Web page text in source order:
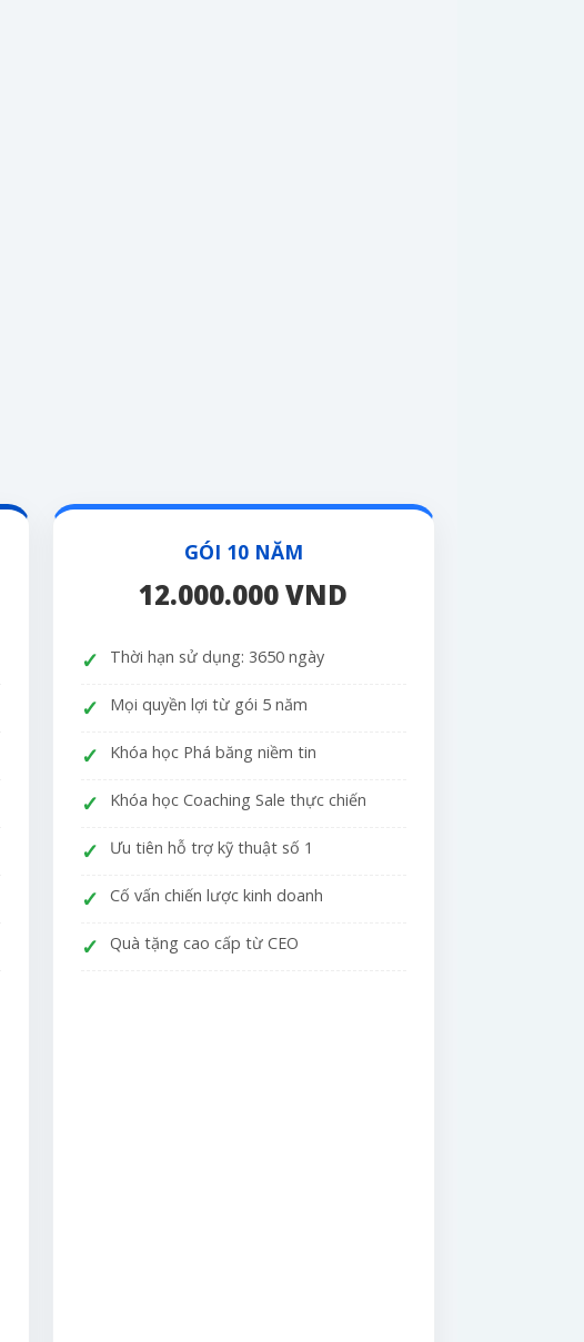
GÓI 10 NĂM
12.000.000 VND
Thời hạn sử dụng: 3650 ngày
Mọi quyền lợi từ gói 5 năm
Khóa học Phá băng niềm tin
Khóa học Coaching Sale thực chiến
Ưu tiên hỗ trợ kỹ thuật số 1
Cố vấn chiến lược kinh doanh
Quà tặng cao cấp từ CEO